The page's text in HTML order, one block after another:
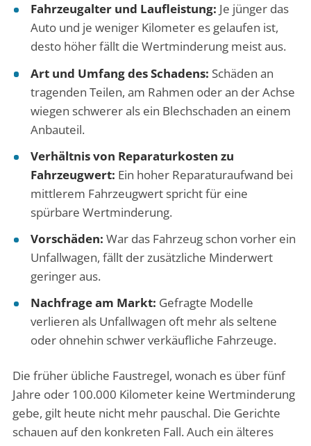
Fahrzeugalter und Laufleistung: Je jünger das
Auto und je weniger Kilometer es gelaufen ist,
desto höher fällt die Wertminderung meist aus.
Art und Umfang des Schadens: Schäden an
tragenden Teilen, am Rahmen oder an der Achse
wiegen schwerer als ein Blechschaden an einem
Anbauteil.
Verhältnis von Reparaturkosten zu
Fahrzeugwert: Ein hoher Reparaturaufwand bei
mittlerem Fahrzeugwert spricht für eine
spürbare Wertminderung.
Vorschäden: War das Fahrzeug schon vorher ein
Unfallwagen, fällt der zusätzliche Minderwert
geringer aus.
Nachfrage am Markt: Gefragte Modelle
verlieren als Unfallwagen oft mehr als seltene
oder ohnehin schwer verkäufliche Fahrzeuge.
Die früher übliche Faustregel, wonach es über fünf
Jahre oder 100.000 Kilometer keine Wertminderung
gebe, gilt heute nicht mehr pauschal. Die Gerichte
schauen auf den konkreten Fall. Auch ein älteres